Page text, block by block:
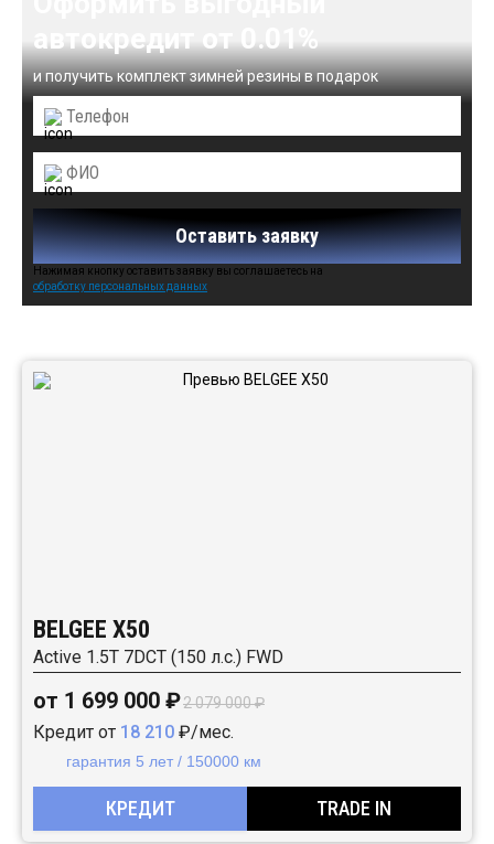
автокредит от 0.01%
и получить комплект зимней резины в подарок
Оставить заявку
Нажимая кнопку оставить заявку вы соглашаетесь на
обработку персональных данных
BELGEE X50
Active 1.5T 7DCT (150 л.с.) FWD
от 1 699 000 ₽2 079 000 ₽
Кредит от 18 210 ₽/мес.
гарантия 5 лет / 150000 км
КРЕДИТ TRADE IN